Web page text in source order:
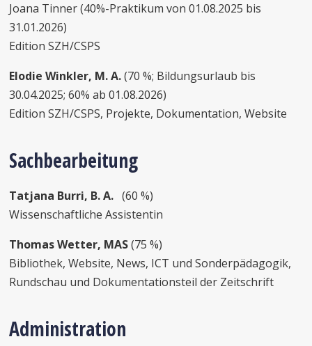
Joana Tinner (40%-Praktikum von 01.08.2025 bis
31.01.2026)
Edition SZH/CSPS
Elodie Winkler, M. A.(70 %; Bildungsurlaub bis
30.04.2025; 60% ab 01.08.2026)
Edition SZH/CSPS, Projekte, Dokumentation, Website
Sachbearbeitung
Tatjana Burri, B. A. (60 %)
Wissenschaftliche Assistentin
Thomas Wetter, MAS(75 %)
Bibliothek, Website, News, ICT und Sonderpädagogik,
Rundschau und Dokumentationsteil der Zeitschrift
Administration